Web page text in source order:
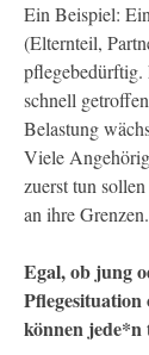
Ein Beispiel:
(Elternteil,
pflegebedürftig.
schnell
Belastung
Viele
zuerst tun
an ihre Grenzen.
Egal, ob jung
können jede*n